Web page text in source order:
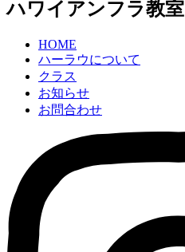
ハワイアンフラ教室
HOME
ハーラウについて
クラス
お知らせ
お問合わせ